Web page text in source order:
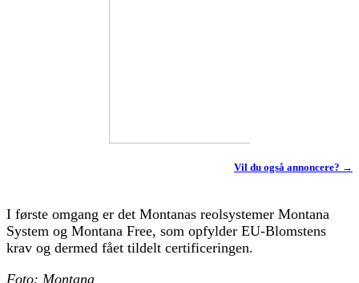
Vil du også annoncere? →
I første omgang er det Montanas reolsystemer Montana
System og Montana Free, som opfylder EU-Blomstens
krav og dermed fået tildelt certificeringen.
Foto: Montana